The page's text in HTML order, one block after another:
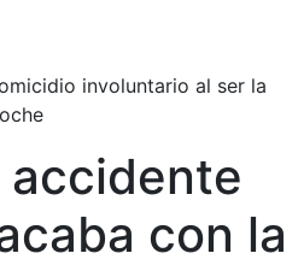
involuntario al ser la
con la